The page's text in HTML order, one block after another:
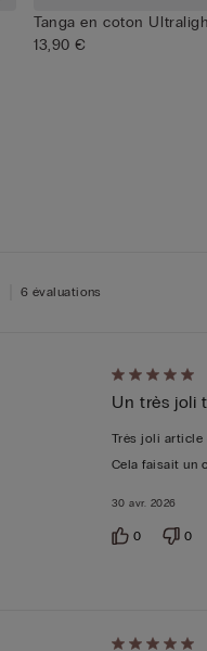
Tanga en coton
13,90 €
6 évaluations
Évalué
5sur 5
Un très joli
Très joli article
Cela faisait un
30 avr. 2026
0 0